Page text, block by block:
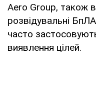
Aero Group, також
розвідувальні
часто
виявлення цілей.